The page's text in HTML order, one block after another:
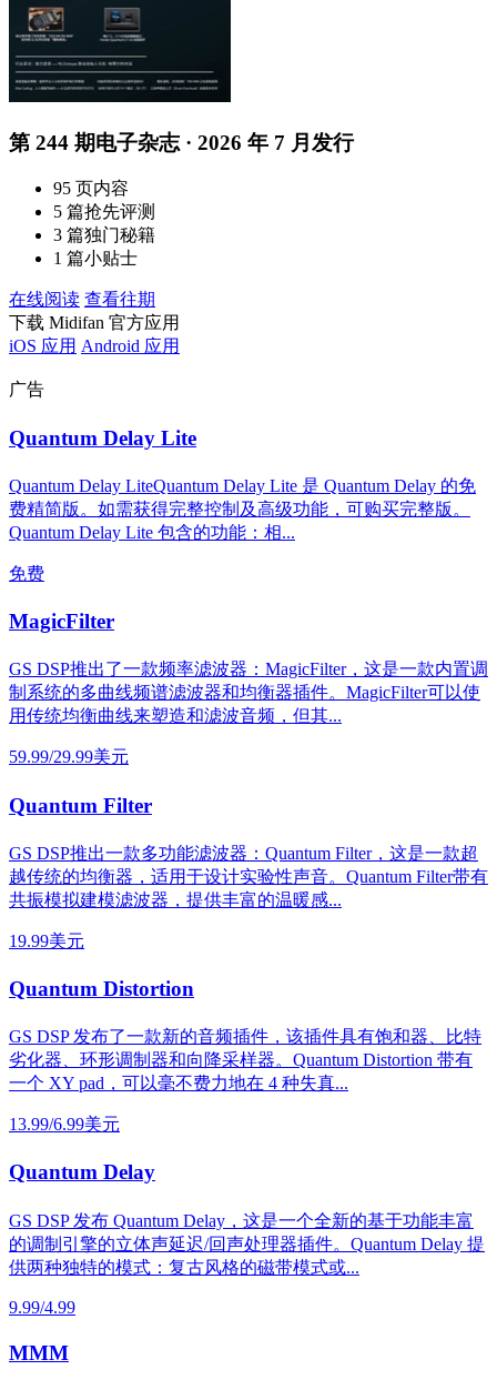
第 244 期电子杂志 · 2026 年 7 月发行
95 页内容
5 篇抢先评测
3 篇独门秘籍
1 篇小贴士
在线阅读 查看往期
下载 Midifan 官方应用
iOS 应用 Android 应用
广告
Quantum Delay Lite
Quantum Delay LiteQuantum Delay Lite 是 Quantum Delay 的免
费精简版。如需获得完整控制及高级功能，可购买完整版。
Quantum Delay Lite 包含的功能：相...
免费
MagicFilter
GS DSP推出了一款频率滤波器：MagicFilter，这是一款内置调
制系统的多曲线频谱滤波器和均衡器插件。MagicFilter可以使
用传统均衡曲线来塑造和滤波音频，但其...
59.99/29.99美元
Quantum Filter
GS DSP推出一款多功能滤波器：Quantum Filter，这是一款超
越传统的均衡器，适用于设计实验性声音。Quantum Filter带有
共振模拟建模滤波器，提供丰富的温暖感...
19.99美元
Quantum Distortion
GS DSP 发布了一款新的音频插件，该插件具有饱和器、比特
劣化器、环形调制器和向降采样器。Quantum Distortion 带有
一个 XY pad，可以毫不费力地在 4 种失真...
13.99/6.99美元
Quantum Delay
GS DSP 发布 Quantum Delay，这是一个全新的基于功能丰富
的调制引擎的立体声延迟/回声处理器插件。Quantum Delay 提
供两种独特的模式：复古风格的磁带模式或...
9.99/4.99
MMM